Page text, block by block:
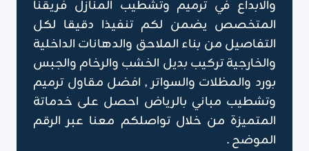
والابداع في ترميم وتشطيب المنازل فريقنا
المتخصص يضمن لكم تنفيذا دقيقا لكل
التفاصيل من بناء الملاحق والدهانات الداخلية
والخارجية تركيب بديل الخشب والرخام والجبس
بورد والمظلات والسواتر , افضل مقاول ترميم
وتشطيب مباني بالرياض احصل على خدماتة
المتميزة من خلال تواصلكم معنا عبر الرقم
الموضح .